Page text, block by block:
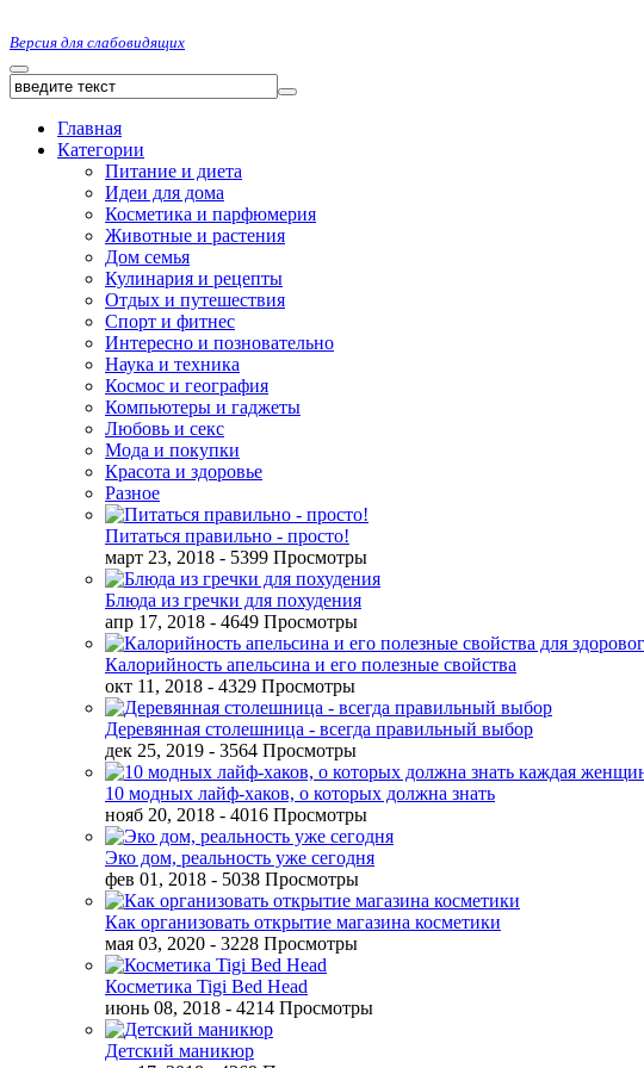
Версия для слабовидящих
Главная
Категории
Питание и диета
Идеи для дома
Косметика и парфюмерия
Животные и растения
Дом семья
Кулинария и рецепты
Отдых и путешествия
Спорт и фитнес
Интересно и позновательно
Наука и техника
Космос и география
Компьютеры и гаджеты
Любовь и секс
Мода и покупки
Красота и здоровье
Разное
Питаться правильно - просто!
март 23, 2018 - 5399 Просмотры
Блюда из гречки для похудения
апр 17, 2018 - 4649 Просмотры
Калорийность апельсина и его полезные свойства
окт 11, 2018 - 4329 Просмотры
Деревянная столешница - всегда правильный выбор
дек 25, 2019 - 3564 Просмотры
10 модных лайф-хаков, о которых должна знать
нояб 20, 2018 - 4016 Просмотры
Эко дом, реальность уже сегодня
фев 01, 2018 - 5038 Просмотры
Как организовать открытие магазина косметики
мая 03, 2020 - 3228 Просмотры
Косметика Tigi Bed Head
июнь 08, 2018 - 4214 Просмотры
Детский маникюр